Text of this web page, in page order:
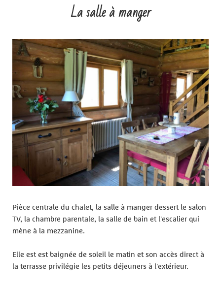
La salle à manger
Pièce centrale du chalet, la salle à manger dessert le salon
TV, la chambre parentale, la salle de bain et l'escalier qui
mène à la mezzanine.
Elle est est baignée de soleil le matin et son accès direct à
la terrasse privilégie les petits déjeuners à l'extérieur.